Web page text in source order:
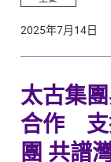
2025年7月14日
太古集
合作 支
團 共譜